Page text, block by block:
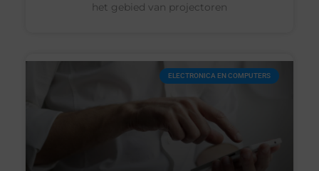
het gebied van projectoren
ELECTRONICA EN COMPUTERS